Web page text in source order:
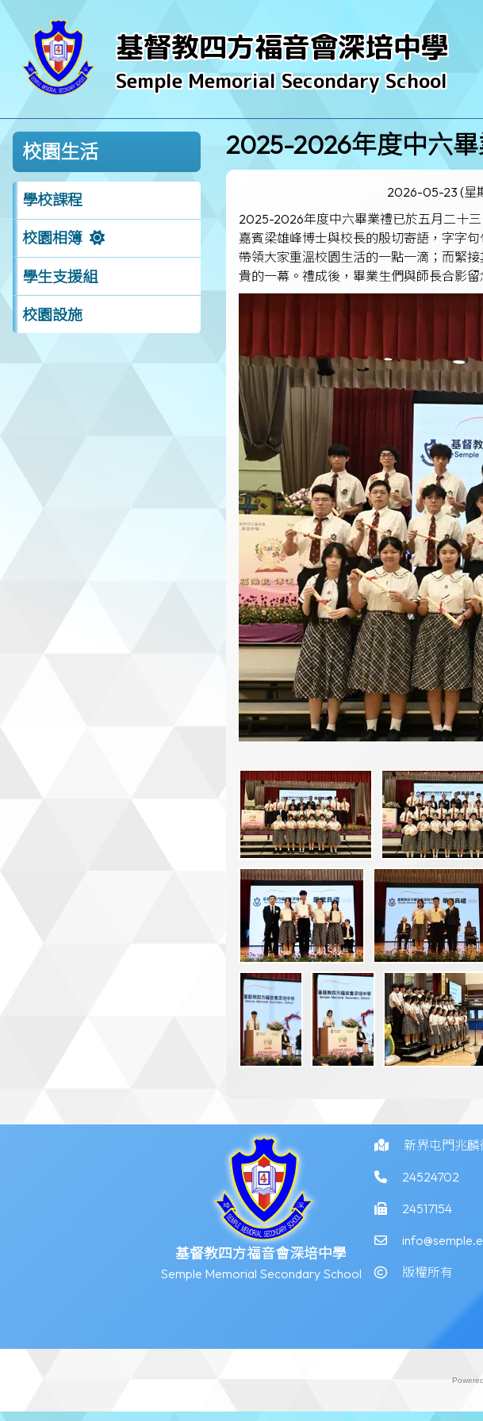
基督教四方福音會深培中學
Semple Memorial Secondary School
校園生活
學校課程
校園相簿
學生支援組
校園設施
2025-2026年度中六
2026-05-23 (星
2025-2026年度中六畢業禮已於五月二十
嘉賓梁雄峰博士與校長的殷切寄語，字字
帶領大家重溫校園生活的一點一滴；而緊
貴的一幕。禮成後，畢業生們與師長合影
基督教四方福音會深培中學
Semple Memorial Secondary School
新界屯門兆麟
24524702
24517154
版權所有